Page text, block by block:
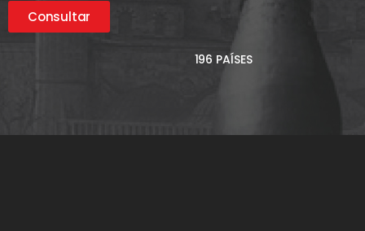
Consultar
196 PAÍSES